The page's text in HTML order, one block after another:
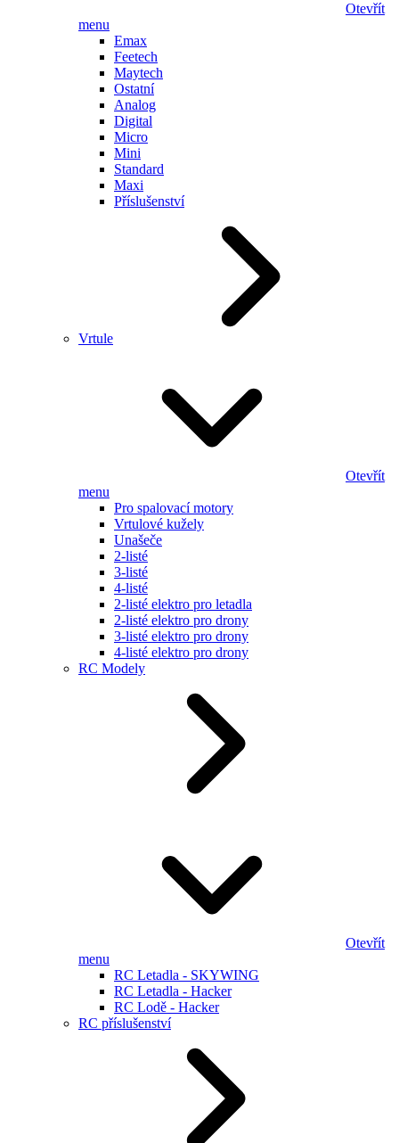
Otevřít
menu
Emax
Feetech
Maytech
Ostatní
Analog
Digital
Micro
Mini
Standard
Maxi
Příslušenství
Vrtule
Otevřít
menu
Pro spalovací motory
Vrtulové kužely
Unašeče
2-listé
3-listé
4-listé
2-listé elektro pro letadla
2-listé elektro pro drony
3-listé elektro pro drony
4-listé elektro pro drony
RC Modely
Otevřít
menu
RC Letadla - SKYWING
RC Letadla - Hacker
RC Lodě - Hacker
RC příslušenství